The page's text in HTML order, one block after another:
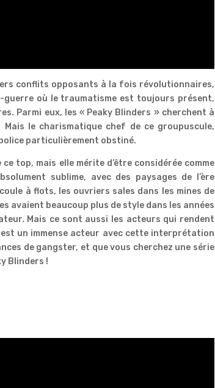
conflits opposants à la fois révolutionnaires,
guerre où le traumatisme est toujours présent,
Parmi eux, les « Peaky Blinders » cherchent à
le charismatique chef de ce groupuscule,
particulièrement obstiné.
top, mais elle mérite d’être considérée comme
sublime, avec des paysages de l’ère
à flots, les ouvriers sales dans les mines de
avaient beaucoup plus de style dans les années
Mais ce sont aussi les acteurs qui rendent
est un immense acteur avec cette interprétation
de gangster, et que vous cherchez une série
Blinders !